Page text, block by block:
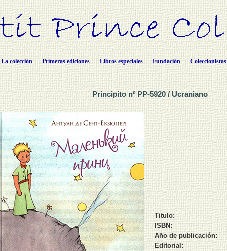
La colección Primeras ediciones Libros especiales Fundación Coleccionistas
Principito nº PP-5920 / Ucraniano
Titulo:
ISBN:
Año de publicación:
Editorial: